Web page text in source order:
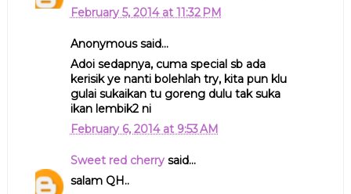
February 5, 2014 at 11:32 PM
Anonymous said...
Adoi sedapnya, cuma special sb ada
kerisik ye nanti bolehlah try, kita pun klu
gulai sukaikan tu goreng dulu tak suka
ikan lembik2 ni
February 6, 2014 at 9:53 AM
Sweet red cherrysaid...
salam QH..